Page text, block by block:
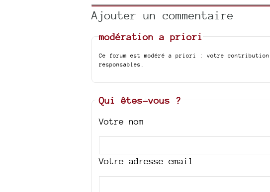
Ajouter un commentaire
modération a priori
Ce forum est modéré a priori : votre
responsables.
Qui êtes-vous ?
Votre nom
Votre adresse email